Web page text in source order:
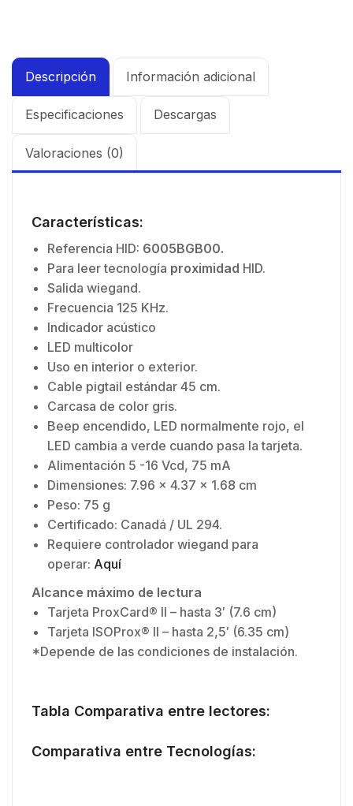
Descripción Información adicional
Especificaciones Descargas
Valoraciones (0)
Características:
Referencia HID: 6005BGB00.
Para leer tecnología proximidad HID.
Salida wiegand.
Frecuencia 125 KHz.
Indicador acústico
LED multicolor
Uso en interior o exterior.
Cable pigtail estándar 45 cm.
Carcasa de color gris.
Beep encendido, LED normalmente rojo, el
LED cambia a verde cuando pasa la tarjeta.
Alimentación 5 -16 Vcd, 75 mA
Dimensiones: 7.96 x 4.37 x 1.68 cm
Peso: 75 g
Certificado: Canadá / UL 294.
Requiere controlador wiegand para
operar: Aquí
Alcance máximo de lectura
Tarjeta ProxCard® II – hasta 3′ (7.6 cm)
Tarjeta ISOProx® II – hasta 2,5′ (6.35 cm)
*Depende de las condiciones de instalación.
Tabla Comparativa entre lectores:
Comparativa entre Tecnologías: